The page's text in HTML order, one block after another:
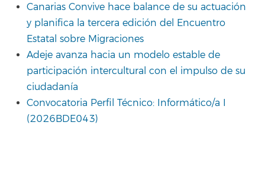
Canarias Convive hace balance de su actuación
y planifica la tercera edición del Encuentro
Estatal sobre Migraciones
Adeje avanza hacia un modelo estable de
participación intercultural con el impulso de su
ciudadanía
Convocatoria Perfil Técnico: Informático/a I
(2026BDE043)